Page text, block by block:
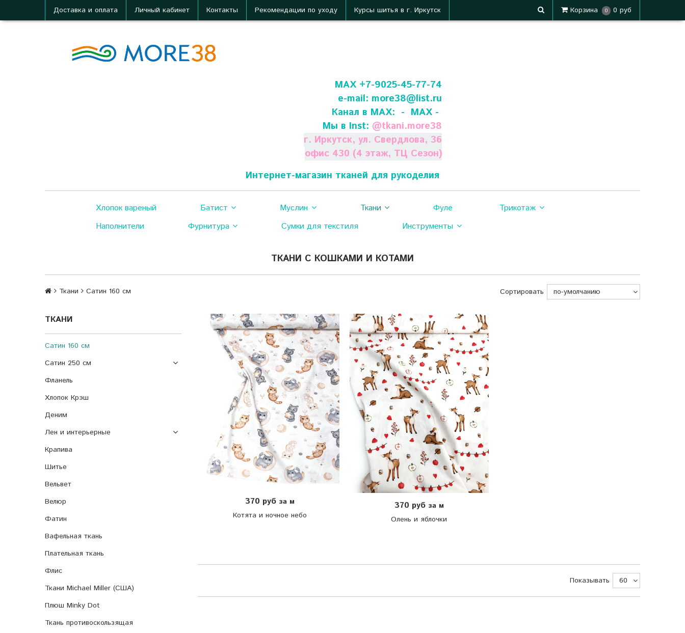
Доставка и оплата Личный кабинет Контакты Рекомендации по уходу Курсы шитья в г. Иркутск Корзина 0 0 руб
МАХ +7-9025-45-77-74
e-mail: more38@list.ru
Канал в МАХ: - МАХ -
Мы в Inst: @tkani.more38
г. Иркутск, ул. Свердлова, 36
офис 430 (4 этаж, ТЦ Сезон)
Интернет-магазин тканей для рукоделия
Хлопок вареный Батист Муслин Ткани Фуле
Трикотаж
Наполнители
Фурнитура Сумки для текстиля Инструменты
ТКАНИ С КОШКАМИ И КОТАМИ
Ткани Сатин 160 см Сортировать
ТКАНИ
Сатин 160 см
Сатин 250 см
Фланель
Хлопок Крэш
Деним
Лен и интерьерные
Крапива
Шитье
Вельвет
Велюр
Фатин
Вафельная ткань
Плательная ткань
Флис
Ткани Michael Miller (США)
Плюш Minky Dot
Ткань противоскользящая
370 руб за м
Котята и ночное небо
370 руб за м
Олень и яблочки
Показывать